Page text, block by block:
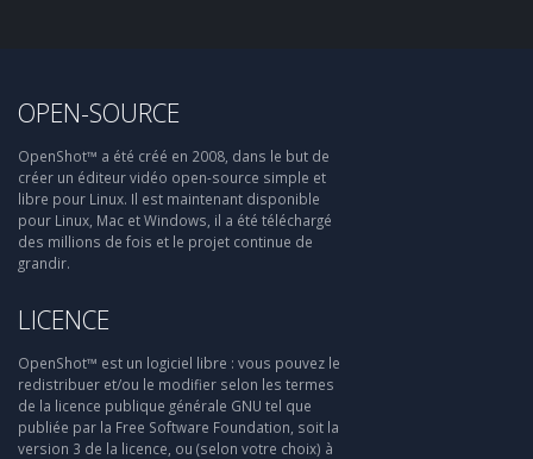
OPEN-SOURCE
OpenShot™ a été créé en 2008, dans le but de
créer un éditeur vidéo open-source simple et
libre pour Linux. Il est maintenant disponible
pour Linux, Mac et Windows, il a été téléchargé
des millions de fois et le projet continue de
grandir.
LICENCE
OpenShot™ est un logiciel libre : vous pouvez le
redistribuer et/ou le modifier selon les termes
de la licence publique générale GNU tel que
publiée par la Free Software Foundation, soit la
version 3 de la licence, ou (selon votre choix) à